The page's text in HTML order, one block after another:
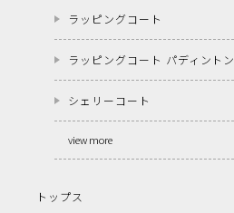
ラッピングコート
ラッピングコート パディントン
シェリーコート
view more
トップス